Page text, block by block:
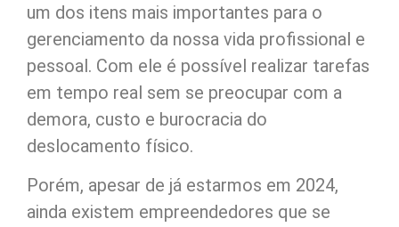
um dos itens mais importantes para o
gerenciamento da nossa vida profissional e
pessoal. Com ele é possível realizar tarefas
em tempo real sem se preocupar com a
demora, custo e burocracia do
deslocamento físico.
Porém, apesar de já estarmos em 2024,
ainda existem empreendedores que se